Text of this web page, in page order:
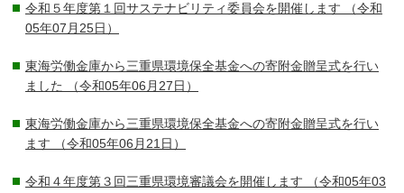
令和５年度第１回サステナビリティ委員会を開催します （令和
05年07月25日）
東海労働金庫から三重県環境保全基金への寄附金贈呈式を行い
ました
（令和05年06月27日）
東海労働金庫から三重県環境保全基金への寄附金贈呈式を行い
ます （令和05年06月21日）
令和４年度第３回三重県環境審議会を開催します （令和05年03